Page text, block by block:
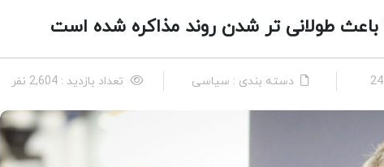
باعث طولانی تر شدن روند مذاکره شده است
دسته بندی : سیاسی تعداد بازدید : 2,604 نفر